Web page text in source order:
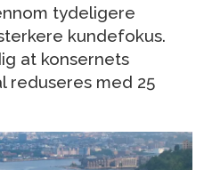
tydeligere
kundefokus.
at konsernets
reduseres med 25